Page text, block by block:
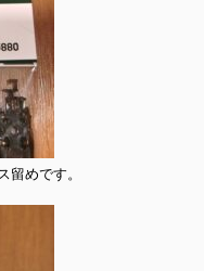
留めです。